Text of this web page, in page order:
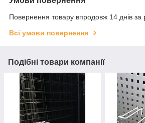
Повернення товару впродовж 14 днів за
Всі умови повернення
Подібні товари компанії